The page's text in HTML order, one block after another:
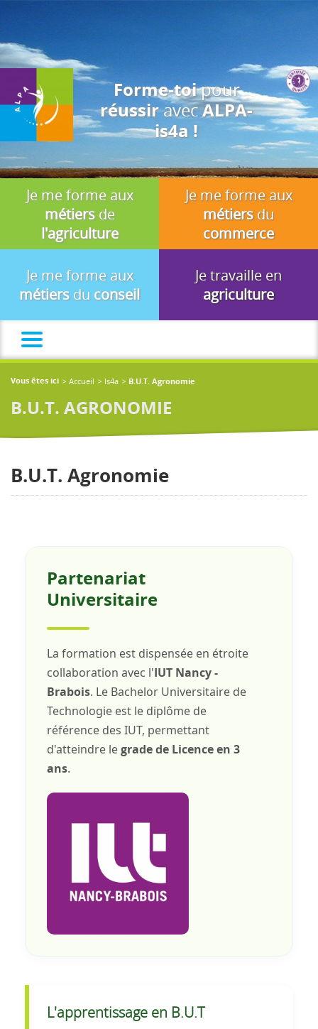
des fins d'analyse, de pertinence et de publicité.
Forme-toipour
réussiravecALPA-
is4a !
Je me forme aux
métiersde
l'agriculture
Je me forme aux
métiersdu
commerce
Je me forme aux
métiersdu conseil
Je travaille en
agriculture
Vous êtes ici Accueil Is4a B.U.T. Agronomie
B.U.T. AGRONOMIE
B.U.T. Agronomie
Partenariat
Universitaire
La formation est dispensée en étroite
collaboration avec l'IUT Nancy -
Brabois. Le Bachelor Universitaire de
Technologie est le diplôme de
référence des IUT, permettant
d'atteindre le grade de Licence en 3
ans.
L'apprentissage en B.U.T